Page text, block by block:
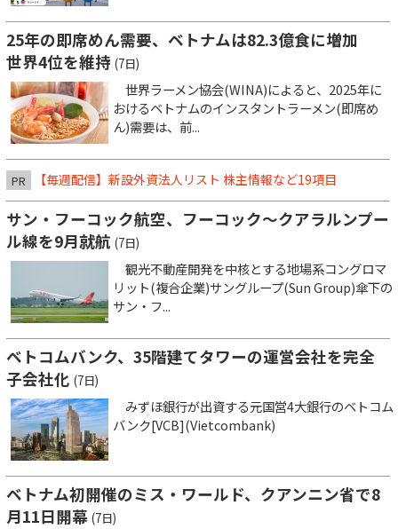
25年の即席めん需要、ベトナムは82.3億食に増加
世界4位を維持 (7日)
世界ラーメン協会(WINA)によると、2025年に
おけるベトナムのインスタントラーメン(即席め
ん)需要は、前...
PR 【毎週配信】新設外資法人リスト 株主情報など19項目
サン・フーコック航空、フーコック～クアラルンプー
ル線を9月就航 (7日)
観光不動産開発を中核とする地場系コングロマ
リット(複合企業)サングループ(Sun Group)傘下の
サン・フ...
ベトコムバンク、35階建てタワーの運営会社を完全
子会社化 (7日)
みずほ銀行が出資する元国営4大銀行のベトコム
バンク[VCB](Vietcombank)
ベトナム初開催のミス・ワールド、クアンニン省で8
月11日開幕 (7日)